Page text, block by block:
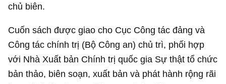
chủ biên.
Cuốn sách được giao cho Cục Công tác đảng và
Công tác chính trị (Bộ Công an) chủ trì, phối hợp
với Nhà Xuất bản Chính trị quốc gia Sự thật tổ chức
bản thảo, biên soạn, xuất bản và phát hành rộng rãi